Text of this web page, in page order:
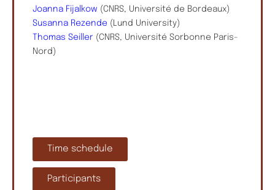
Joanna Fijalkow (CNRS, Université de Bordeaux)
Susanna Rezende (Lund University)
Thomas Seiller (CNRS, Université Sorbonne Paris-
Nord)
Time schedule
Participants